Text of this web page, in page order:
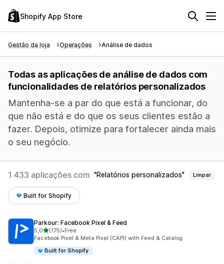
Shopify App Store
Gestão da loja Operações Análise de dados
Todas as aplicações de análise de dados com
funcionalidades de relatórios personalizados
Mantenha-se a par do que está a funcionar, do
que não está e do que os seus clientes estão a
fazer. Depois, otimize para fortalecer ainda mais
o seu negócio.
1 433 aplicações com Relatórios personalizados Limpar
Built for Shopify
Parkour: Facebook Pixel & Feed
5,0de 5 estrelas
(175)
175 total de avaliações
•Free
Facebook Pixel & Meta Pixel (CAPI) with Feed & Catalog
Built for Shopify